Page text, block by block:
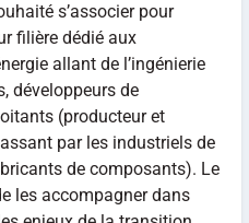
s’associer pour
filière dédié aux
allant de l’ingénierie
développeurs de
(producteur et
par les industriels de
de composants). Le
les accompagner dans